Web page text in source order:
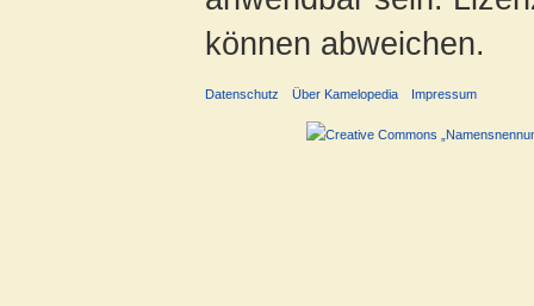
können abweichen.
Datenschutz Über Kamelopedia Impressum